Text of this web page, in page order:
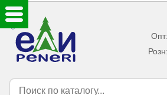
Опт:
Розн:
ЕЛКИ ИСКУССТВЕННЫЕ
ЕЛОЧНЫЕ УКРАШЕНИЯ